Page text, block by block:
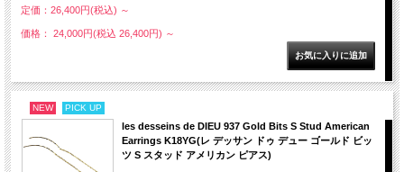
定価：26,400円(税込) ～
価格： 24,000円(税込 26,400円) ～
NEW PICK UP
les desseins de DIEU 937 Gold Bits S Stud American
Earrings K18YG(レ デッサン ドゥ デュー ゴールド ビッ
ツ S スタッド アメリカン ピアス)